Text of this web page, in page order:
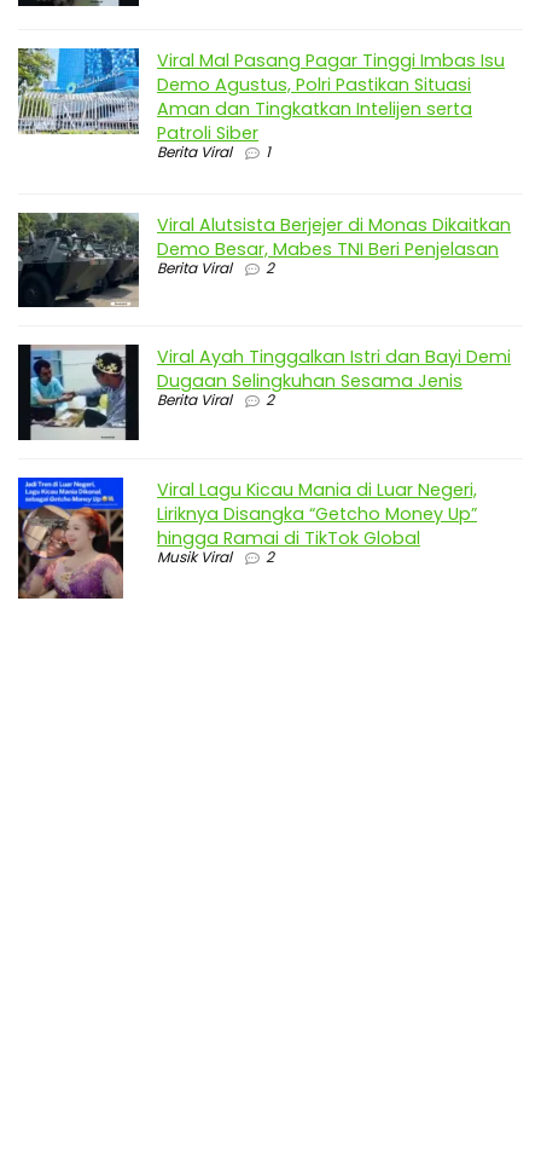
Viral Mal Pasang Pagar Tinggi Imbas Isu
Demo Agustus, Polri Pastikan Situasi
Aman dan Tingkatkan Intelijen serta
Patroli Siber
Berita Viral 1
Viral Alutsista Berjejer di Monas Dikaitkan
Demo Besar, Mabes TNI Beri Penjelasan
Berita Viral 2
Viral Ayah Tinggalkan Istri dan Bayi Demi
Dugaan Selingkuhan Sesama Jenis
Berita Viral 2
Viral Lagu Kicau Mania di Luar Negeri,
Liriknya Disangka “Getcho Money Up”
hingga Ramai di TikTok Global
Musik Viral 2